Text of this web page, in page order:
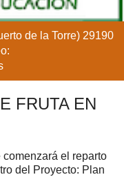
de la Torre) 29190
FRUTA EN
el reparto
del Proyecto: Plan